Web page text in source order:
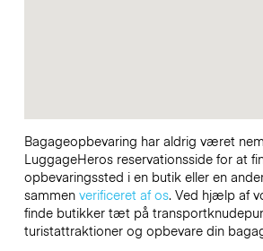
Bagageopbevaring har aldrig været
LuggageHeros reservationsside for at
opbevaringssted i en butik eller en
sammen verificeret af os. Ved hjælp af
finde butikker tæt på
turistattraktioner og opbevare din